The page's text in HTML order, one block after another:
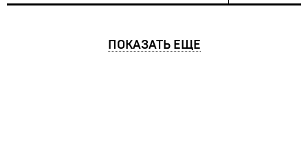
ПОКАЗАТЬ ЕЩЕ